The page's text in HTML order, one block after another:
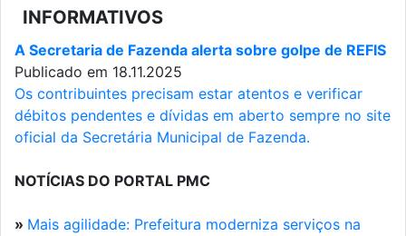
INFORMATIVOS
A Secretaria de Fazenda alerta sobre golpe de REFIS
Publicado em 18.11.2025
Os contribuintes precisam estar atentos e verificar
débitos pendentes e dívidas em aberto sempre no site
oficial da Secretária Municipal de Fazenda.
NOTÍCIAS DO PORTAL PMC
» Mais agilidade: Prefeitura moderniza serviços na